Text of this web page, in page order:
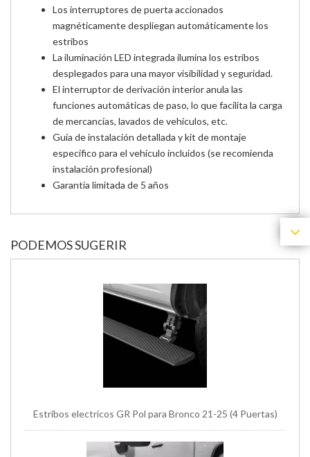
Los interruptores de puerta accionados
magnéticamente despliegan automáticamente los
estribos
La iluminación LED integrada ilumina los estribos
desplegados para una mayor visibilidad y seguridad.
El interruptor de derivación interior anula las
funciones automáticas de paso, lo que facilita la carga
de mercancías, lavados de vehículos, etc.
Guía de instalación detallada y kit de montaje
específico para el vehículo incluidos (se recomienda
instalación profesional)
Garantía limitada de 5 años
PODEMOS SUGERIR
Estribos electricos GR Pol para Bronco 21-25 (4 Puertas)